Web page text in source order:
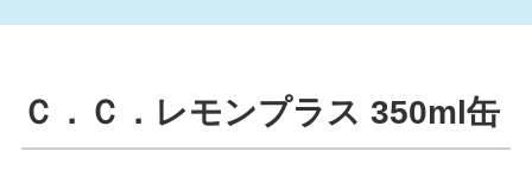
Ｃ．Ｃ．レモンプラス 350ml缶